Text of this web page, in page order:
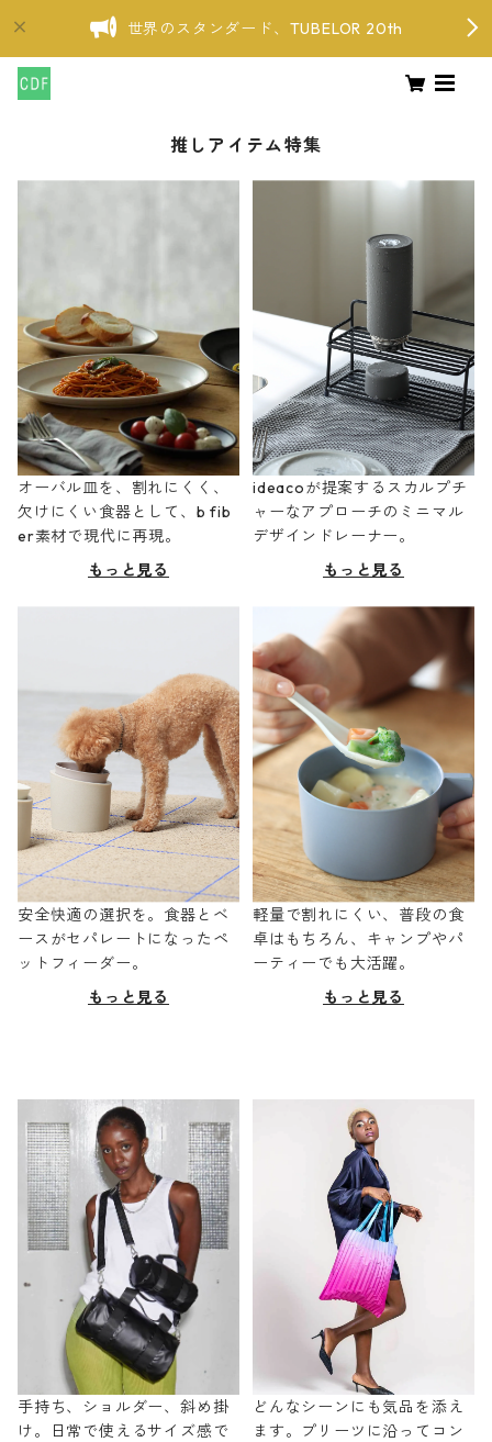
世界のスタンダード、TUBELOR 20th
推しアイテム特集
オーバル皿を、割れにくく、
欠けにくい食器として、b fib
er素材で現代に再現。
もっと見る
ideacoが提案するスカルプチ
ャーなアプローチのミニマル
デザインドレーナー。
もっと見る
安全快適の選択を。食器とベ
ースがセパレートになったペ
ットフィーダー。
もっと見る
軽量で割れにくい、普段の食
卓はもちろん、キャンプやパ
ーティーでも大活躍。
もっと見る
手持ち、ショルダー、斜め掛
け。日常で使えるサイズ感で
どんなシーンにも気品を添え
ます。プリーツに沿ってコン